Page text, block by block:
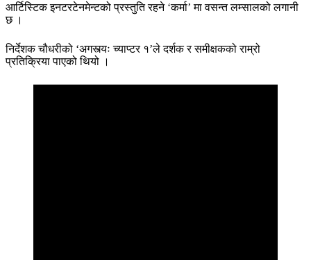
आर्टिस्टिक इनटरटेनमेन्टको प्रस्तुति रहने ‘कर्मा’ मा वसन्त लम्सालको लगानी
छ ।
निर्देशक चौधरीको ‘अगस्त्यः च्याप्टर १’ले दर्शक र समीक्षकको राम्रो
प्रतिक्रिया पाएको थियो ।